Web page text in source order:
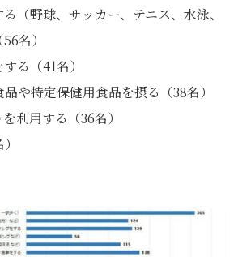
（野球、サッカー、テニス、水泳、
名）
る（41名）
や特定保健用食品を摂る（38名）
利用する（36名）